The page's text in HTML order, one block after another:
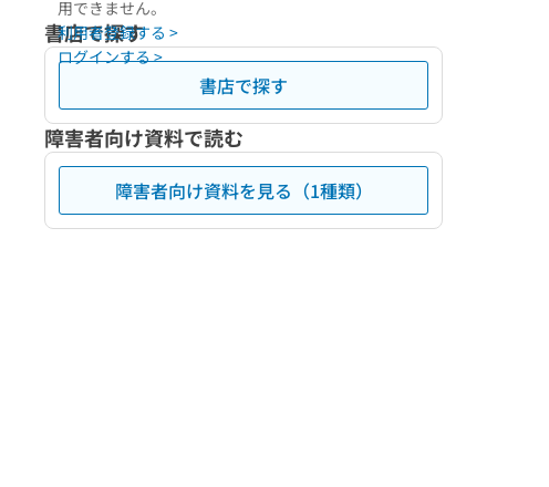
用できません。
利用者登録する >
ログインする >
書店で探す
書店で探す
障害者向け資料で読む
障害者向け資料を見る（1種類）